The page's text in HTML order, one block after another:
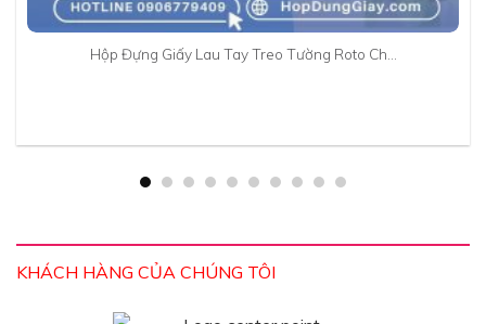
Hộp Đựng Giấy Lau Tay Treo Tường Roto Ch…
KHÁCH HÀNG CỦA CHÚNG TÔI